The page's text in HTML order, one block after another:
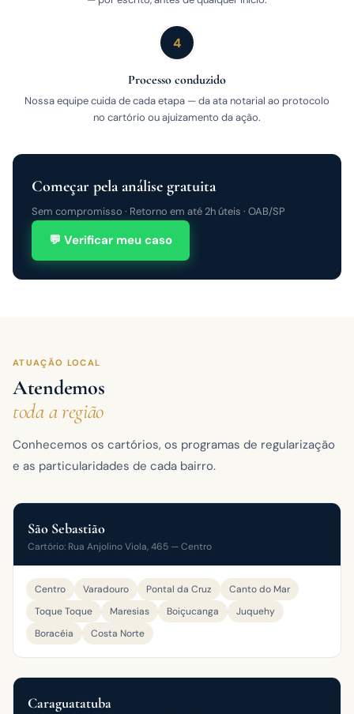
4
Processo conduzido
Nossa equipe cuida de cada etapa — da ata notarial ao protocolo
no cartório ou ajuizamento da ação.
Começar pela análise gratuita
Sem compromisso · Retorno em até 2h úteis · OAB/SP
💬 Verificar meu caso
ATUAÇÃO LOCAL
Atendemos
toda a região
Conhecemos os cartórios, os programas de regularização
e as particularidades de cada bairro.
São Sebastião
Cartório: Rua Anjolino Viola, 465 — Centro
Centro Varadouro Pontal da Cruz
Canto do Mar
Toque Toque
Maresias Boiçucanga
Juquehy
Boracéia
Costa Norte
Caraguatatuba